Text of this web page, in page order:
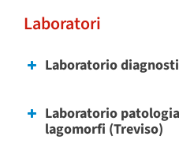
Laboratori
Laboratorio
Laboratorio
lagomorfi (Treviso)